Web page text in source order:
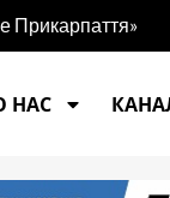
Прикарпаття»
НАС